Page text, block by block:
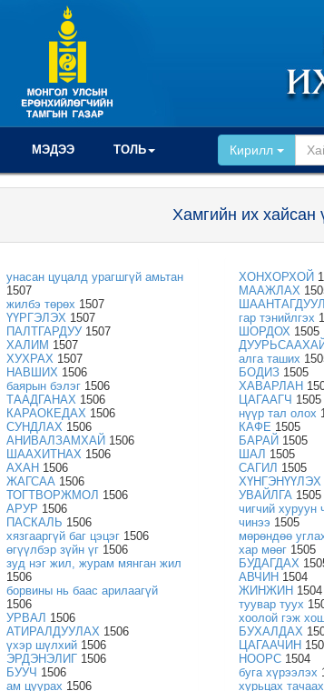
(current)МЭДЭЭ ТОЛЬ Кирилл
Хамгийн их хайсан
унасан цуцалд урагшгүй амьтан
1507
жилбэ төрөх 1507
ҮҮРГЭЛЭХ 1507
ПАЛТГАРДУУ 1507
ХАЛИМ 1507
ХУХРАХ 1507
НАВШИХ 1506
баярын бэлэг 1506
ТААДГАНАХ 1506
КАРАОКЕДАХ 1506
СУНДЛАХ 1506
АНИВАЛЗАМХАЙ 1506
ШААХИТНАХ 1506
АХАН 1506
ЖАГСАА 1506
ТОГТВОРЖМОЛ 1506
АРУР 1506
ПАСКАЛЬ 1506
хязгааргүй баг цэцэг 1506
өгүүлбэр зүйн үг 1506
зуд нэг жил, журам мянган жил
1506
борвины нь баас арилаагүй
1506
УРВАЛ 1506
АТИРАЛДУУЛАХ 1506
үхэр шүлхий 1506
ЭРДЭНЭЛИГ 1506
БУУЧ 1506
ам цуурах 1506
ХОНХОРХОЙ
МААЖЛАХ
гар тэнийлгэх
ШОРДОХ 1505
алга таших
БОДИЗ 1505
ХАВАРЛАН
ЦАГААГЧ 1505
нүүр тал олох
КАФЕ 1505
БАРАЙ 1505
ШАЛ 1505
САГИЛ 1505
ХҮНГЭНҮҮЛЭХ
УВАЙЛГА 1505
чигчий хуруун
чинээ 1505
мөрөндөө
хар мөөг 1505
БУДАГДАХ
АВЧИН 1504
ЖИНЖИН 1504
туувар туух
хоолой гэж
БУХАЛДАХ
ЦАГААЧИН
НООРС 1504
буга хүрээлэх
хурьцах тачаах